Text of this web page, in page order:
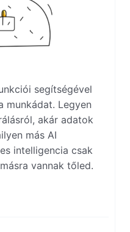
segítségével
munkádat. Legyen
akár adatok
más AI
intelligencia csak
vannak tőled.